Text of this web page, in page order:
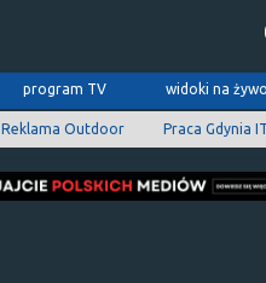
program TV widoki na
Reklama Outdoor Praca Gdynia